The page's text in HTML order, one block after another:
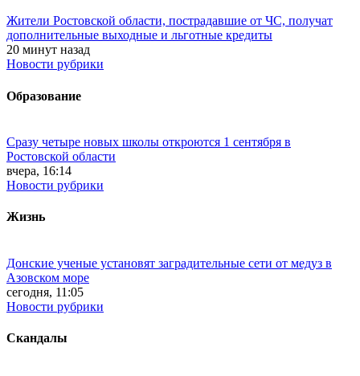
Жители Ростовской области, пострадавшие от ЧС, получат
дополнительные выходные и льготные кредиты
20 минут назад
Новости рубрики
Образование
Сразу четыре новых школы откроются 1 сентября в
Ростовской области
вчера, 16:14
Новости рубрики
Жизнь
Донские ученые установят заградительные сети от медуз в
Азовском море
сегодня, 11:05
Новости рубрики
Скандалы